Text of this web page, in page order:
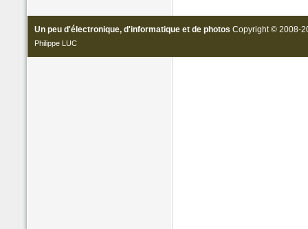
Un peu d'électronique, d'informatique et de photos Copyright © 2008-
Philippe LUC